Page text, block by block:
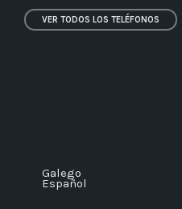
VER TODOS LOS TELÉFONOS
Galego
Español